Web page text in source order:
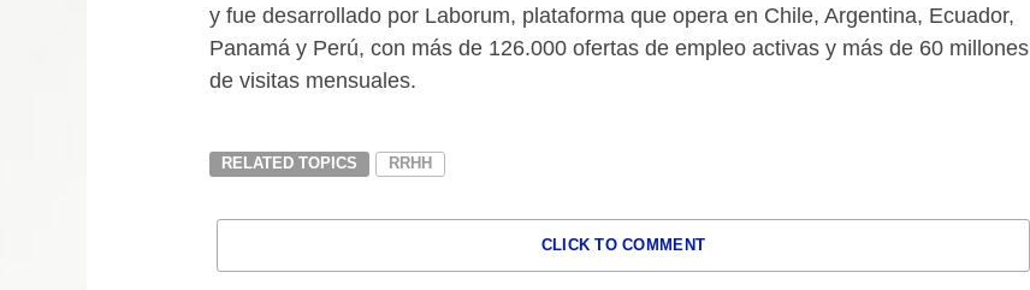
y fue desarrollado por Laborum, plataforma que opera en Chile, Argentina, Ecuador,
Panamá y Perú, con más de 126.000 ofertas de empleo activas y más de 60 millones
de visitas mensuales.
RELATED TOPICS RRHH
CLICK TO COMMENT